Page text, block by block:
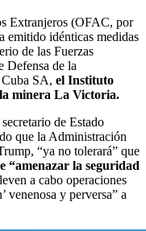
Extranjeros (OFAC, por
emitido idénticas medidas
de las Fuerzas
Defensa de la
SA, el Instituto
minera La Victoria.
de Estado
que la Administración
“ya no tolerará” que
“amenazar la seguridad
a cabo operaciones
venenosa y perversa” a